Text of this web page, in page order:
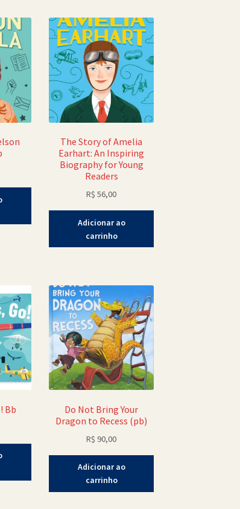
The Story of Amelia
Earhart: An Inspiring
Biography for Young
Readers
R$ 56,00
Adicionar ao
carrinho
Bb
Do Not Bring Your
Dragon to Recess (pb)
R$ 90,00
Adicionar ao
carrinho